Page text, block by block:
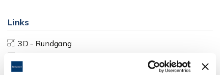
Links
3D - Rundgang